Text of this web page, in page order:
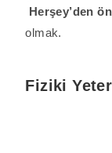
Herşey’den
olmak.
Fiziki